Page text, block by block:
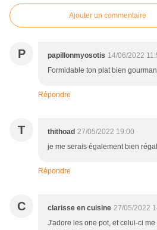
Ajouter un commentaire
P papillonmyosotis 14/06/2022
Formidable ton plat bien
Répondre
T thithoad 27/05/2022 19:00
je me serais également bien
Répondre
C clarisse en cuisine 27/05/2022
J'adore les one pot, et celui-ci